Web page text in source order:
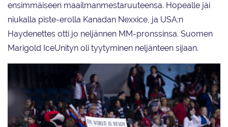
ensimmäiseen maailmanmestaruuteensa. Hopealle jäi
niukalla piste-erolla Kanadan Nexxice, ja USA:n
Haydenettes otti jo neljännen MM-pronssinsa. Suomen
Marigold IceUnityn oli tyytyminen neljänteen sijaan.